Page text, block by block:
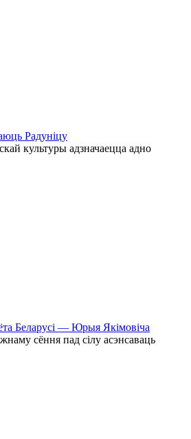
Радуніцу
культуры адзначаецца адно
Беларусі — Юрыя Якімовіча
сёння пад сілу асэнсаваць